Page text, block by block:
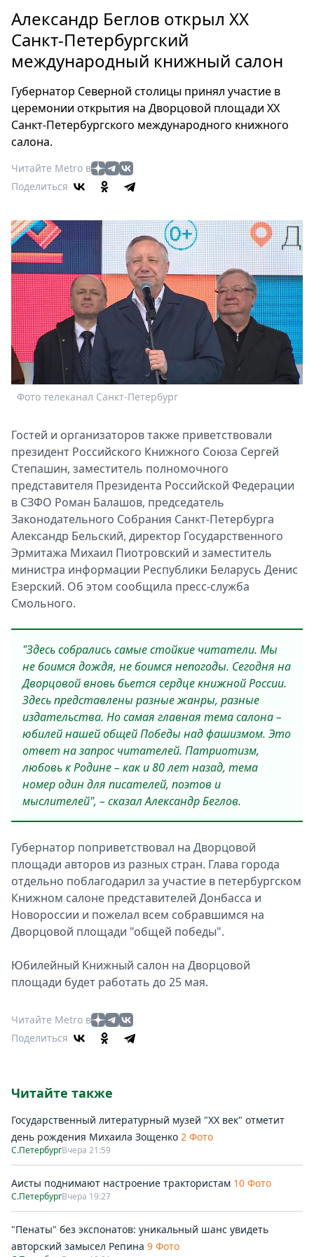
Россия
Мир
Здоровье
Туризм
Мода
Театр
Кино
Афиша
Книги
Выставки
Пресс-
релизы
О
Metro
Стримы
Спецпроекты
Звезды
Выборы
2026
Скачай
Александр Беглов открыл ХХ
Санкт-Петербургский
международный книжный салон
Губернатор Северной столицы принял участие в
церемонии открытия на Дворцовой площади ХХ
Санкт-Петербургского международного книжного
салона.
Читайте Metro в
Поделиться
Фото телеканал Санкт-Петербург
Гостей и организаторов также приветствовали
президент Российского Книжного Союза Сергей
Степашин, заместитель полномочного
представителя Президента Российской Федерации
в СЗФО Роман Балашов, председатель
Законодательного Собрания Санкт-Петербурга
Александр Бельский, директор Государственного
Эрмитажа Михаил Пиотровский и заместитель
министра информации Республики Беларусь Денис
Езерский. Об этом сообщила пресс-служба
Смольного.
"Здесь собрались самые стойкие читатели. Мы
не боимся дождя, не боимся непогоды. Сегодня на
Дворцовой вновь бьется сердце книжной России.
Здесь представлены разные жанры, разные
издательства. Но самая главная тема салона –
юбилей нашей общей Победы над фашизмом. Это
ответ на запрос читателей. Патриотизм,
любовь к Родине – как и 80 лет назад, тема
номер один для писателей, поэтов и
мыслителей", – сказал Александр Беглов.
Губернатор поприветствовал на Дворцовой
площади авторов из разных стран. Глава города
отдельно поблагодарил за участие в петербургском
Книжном салоне представителей Донбасса и
Новороссии и пожелал всем собравшимся на
Дворцовой площади "общей победы".
Юбилейный Книжный салон на Дворцовой
площади будет работать до 25 мая.
Читайте Metro в
Поделиться
Читайте также
Государственный литературный музей "ХХ век" отметит
день рождения Михаила Зощенко 2 Фото
С.ПетербургВчера 21:59
Аисты поднимают настроение трактористам 10 Фото
С.ПетербургВчера 19:27
"Пенаты" без экспонатов: уникальный шанс увидеть
авторский замысел Репина 9 Фото